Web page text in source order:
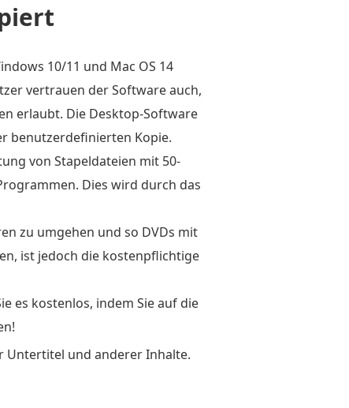
10/11 und Mac OS 14
vertrauen der Software auch,
erlaubt. Die Desktop-Software
benutzerdefinierten Kopie.
von Stapeldateien mit 50-
Dies wird durch das
zu umgehen und so DVDs mit
ist jedoch die kostenpflichtige
es kostenlos, indem Sie auf die
Untertitel und anderer Inhalte.